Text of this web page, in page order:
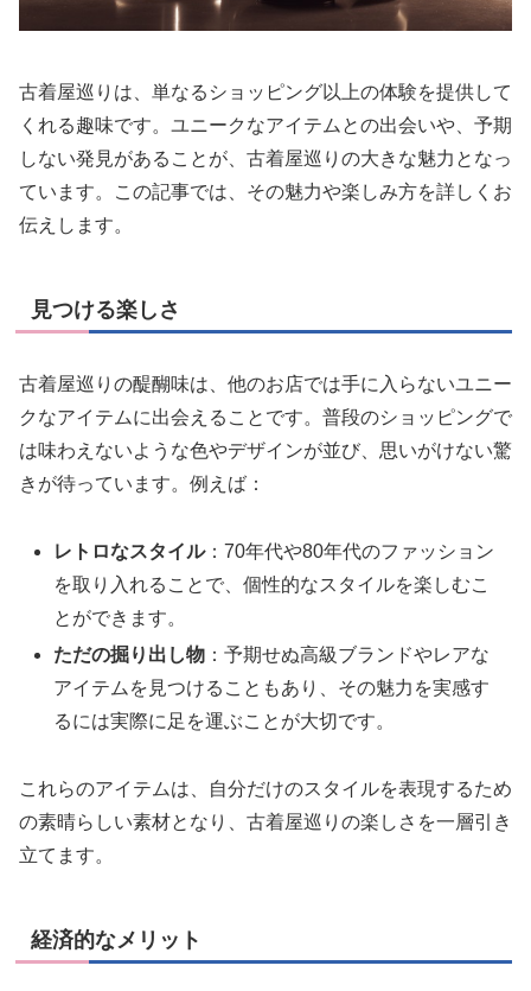
古着屋巡りは、単なるショッピング以上の体験を提供して
くれる趣味です。ユニークなアイテムとの出会いや、予期
しない発見があることが、古着屋巡りの大きな魅力となっ
ています。この記事では、その魅力や楽しみ方を詳しくお
伝えします。
見つける楽しさ
古着屋巡りの醍醐味は、他のお店では手に入らないユニー
クなアイテムに出会えることです。普段のショッピングで
は味わえないような色やデザインが並び、思いがけない驚
きが待っています。例えば：
レトロなスタイル：70年代や80年代のファッション
を取り入れることで、個性的なスタイルを楽しむこ
とができます。
ただの掘り出し物 ：予期せぬ高級ブランドやレアな
アイテムを見つけることもあり、その魅力を実感す
るには実際に足を運ぶことが大切です。
これらのアイテムは、自分だけのスタイルを表現するため
の素晴らしい素材となり、古着屋巡りの楽しさを一層引き
立てます。
経済的なメリット